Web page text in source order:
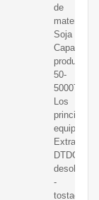
de
materiales:
Soja
Capacidad
productiva:
50-
5000T/D
Los
principales
equipos:
Extractor,
DTDC
-
tostadora,